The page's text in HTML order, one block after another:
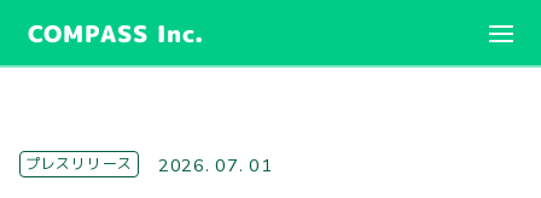
COMPASS Inc.
プレスリリース 2026. 07. 01